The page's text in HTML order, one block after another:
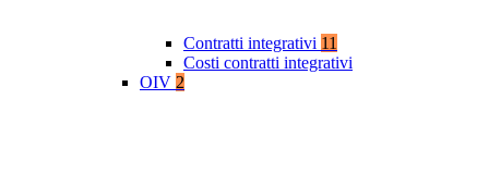
Contratti integrativi 11
Costi contratti integrativi
OIV 2